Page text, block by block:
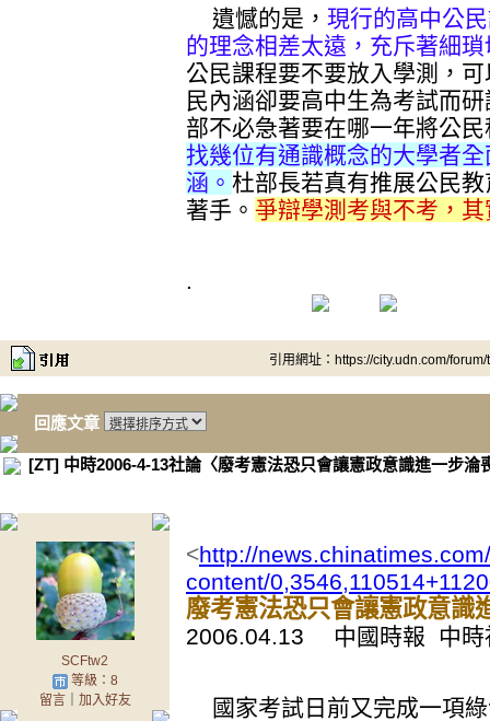
遺憾的是， 現行的高中公
的理念相差太遠，充斥著細
公民課程要不要放入學測，
民內涵卻要高中生為考試而
部不必急著要在哪一年將公
找幾位有通識概念的大學者
涵。 杜部長若真有推展公民
著手。 爭辯學測考與不考，
.
引用網址：https://city.udn.com/
回應文章
[ZT] 中時2006-4-13社論〈廢考憲法恐只會讓憲政意識進一步淪
SCFtw2
等級：8
留言｜ 加入好友
<http://
content/
廢考憲法恐只會讓憲政意識
2006.04.13 中國時報 中時
國家考試日前又完成一項